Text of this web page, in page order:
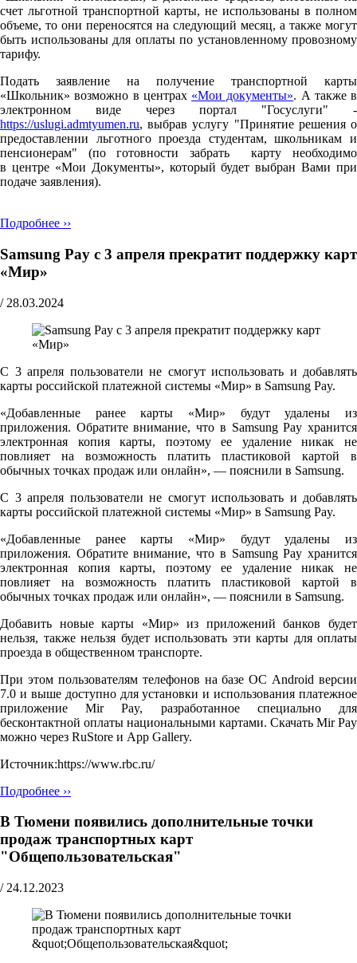
счет льготной транспортной карты, не использованы в полном
объеме, то они переносятся на следующий месяц, а также могут
быть использованы для оплаты по установленному провозному
тарифу.
Подать заявление на получение транспортной карты
«Школьник» возможно в центрах «Мои документы». А также в
электронном виде через портал "Госуслуги" -
https://uslugi.admtyumen.ru, выбрав услугу "Принятие решения о
предоставлении льготного проезда студентам, школьникам и
пенсионерам" (по готовности забрать карту необходимо
в центре «Мои Документы», который будет выбран Вами при
подаче заявления).
Подробнее ››
Samsung Pay с 3 апреля прекратит поддержку карт
«Мир»
/ 28.03.2024
С 3 апреля пользователи не смогут использовать и добавлять
карты российской платежной системы «Мир» в Samsung Pay.
«Добавленные ранее карты «Мир» будут удалены из
приложения. Обратите внимание, что в Samsung Pay хранится
электронная копия карты, поэтому ее удаление никак не
повлияет на возможность платить пластиковой картой в
обычных точках продаж или онлайн», — пояснили в Samsung.
С 3 апреля пользователи не смогут использовать и добавлять
карты российской платежной системы «Мир» в Samsung Pay.
«Добавленные ранее карты «Мир» будут удалены из
приложения. Обратите внимание, что в Samsung Pay хранится
электронная копия карты, поэтому ее удаление никак не
повлияет на возможность платить пластиковой картой в
обычных точках продаж или онлайн», — пояснили в Samsung.
Добавить новые карты «Мир» из приложений банков будет
нельзя, также нельзя будет использовать эти карты для оплаты
проезда в общественном транспорте.
При этом пользователям телефонов на базе ОС Android версии
7.0 и выше доступно для установки и использования платежное
приложение Mir Pay, разработанное специально для
бесконтактной оплаты национальными картами. Скачать Mir Pay
можно через RuStore и App Gallery.
Источник:https://www.rbc.ru/
Подробнее ››
В Тюмени появились дополнительные точки
продаж транспортных карт
"Общепользовательская"
/ 24.12.2023